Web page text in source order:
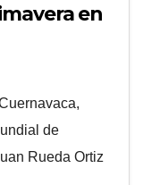
en
de
Rueda Ortiz